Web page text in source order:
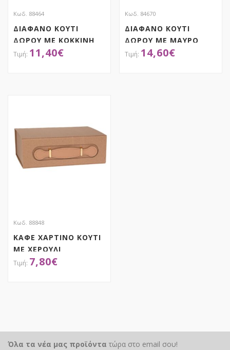
Κωδ. 88464
ΔΙΑΦΑΝΟ ΚΟΥΤΙ
ΔΩΡΟΥ ΜΕ ΚΟΚΚΙΝΗ
ΒΑΣΗ ΚΑΙ ΚΟΡΔΕΛΑ
11,40€
Κωδ. 84670
ΔΙΑΦΑΝΟ ΚΟΥΤΙ
ΔΩΡΟΥ ΜΕ ΜΑΥΡΟ
ΚΑΠΑΚΙ AND ΧΕΡΟΥΛΙ
14,60€
Κωδ. 88848
ΚΑΦΕ ΧΑΡΤΙΝΟ ΚΟΥΤΙ
ΜΕ ΧΕΡΟΥΛΙ
24Χ18Χ8ΕΚ
7,80€
Όλα τα νέα μας προϊόντα τώρα στο email σου!